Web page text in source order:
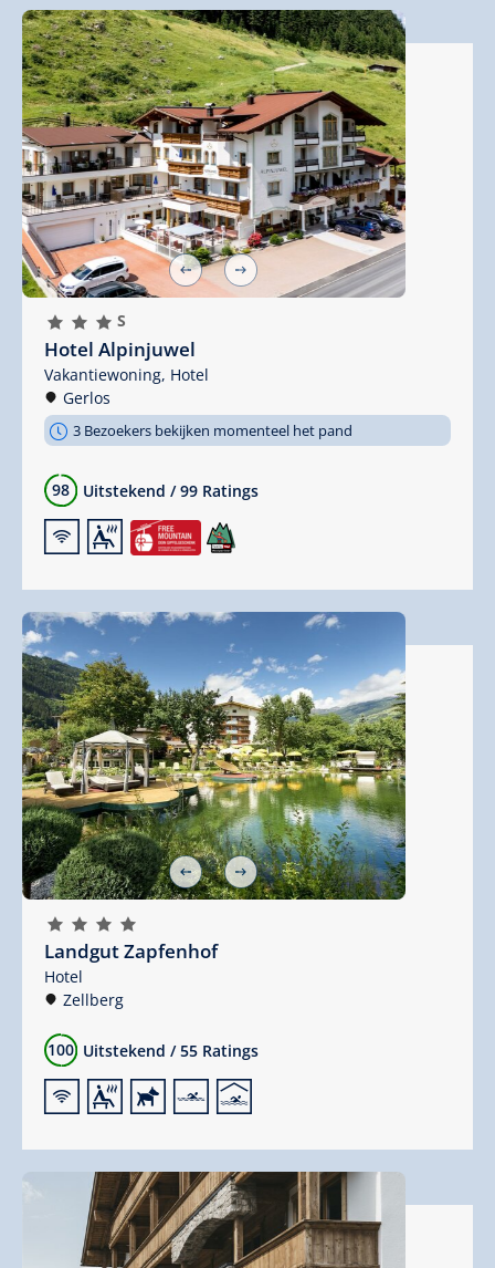
🞙 🞙 🞙S
Hotel Alpinjuwel
Vakantiewoning, Hotel
Gerlos
3 Bezoekers bekijken momenteel het pand
98 Uitstekend / 99 Ratings
🜉🗔
🞙 🞙 🞙 🞙
Landgut Zapfenhof
Hotel
Zellberg
100 Uitstekend / 55 Ratings
🜉🗔🔮🅐🅤